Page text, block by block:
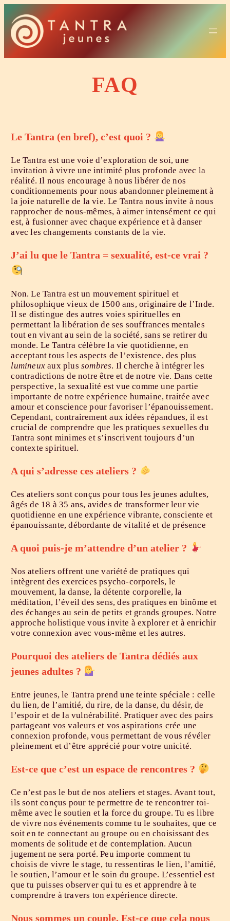
au
contenu
FAQ
Le Tantra (en bref), c’est quoi ?
Le Tantra est une voie d’exploration de soi, une
invitation à vivre une intimité plus profonde avec la
réalité. Il nous encourage à nous libérer de nos
conditionnements pour nous abandonner pleinement à
la joie naturelle de la vie. Le Tantra nous invite à nous
rapprocher de nous-mêmes, à aimer intensément ce qui
est, à fusionner avec chaque expérience et à danser
avec les changements constants de la vie.
​J’ai lu que le Tantra = sexualité, est-ce vrai ?
Non. Le Tantra est un mouvement spirituel et
philosophique vieux de 1500 ans, originaire de l’Inde.
Il se distingue des autres voies spirituelles en
permettant la libération de ses souffrances mentales
tout en vivant au sein de la société, sans se retirer du
monde. Le Tantra célèbre la vie quotidienne, en
acceptant tous les aspects de l’existence, des plus
lumineux aux plussombres. Il cherche à intégrer les
contradictions de notre être et de notre vie. Dans cette
perspective, la sexualité est vue comme une partie
importante de notre expérience humaine, traitée avec
amour et conscience pour favoriser l’épanouissement.
Cependant, contrairement aux idées répandues, il est
crucial de comprendre que les pratiques sexuelles du
Tantra sont minimes et s’inscrivent toujours d’un
contexte spirituel.
​A qui s’adresse ces ateliers ?
Ces ateliers sont conçus pour tous les jeunes adultes,
âgés de 18 à 35 ans, avides de transformer leur vie
quotidienne en une expérience vibrante, consciente et
épanouissante, débordante de vitalité et de présence
​A quoi puis-je m’attendre d’un atelier ?
Nos ateliers offrent une variété de pratiques qui
intègrent des exercices psycho-corporels, le
mouvement, la danse, la détente corporelle, la
méditation, l’éveil des sens, des pratiques en binôme et
des échanges au sein de petits et grands groupes. Notre
approche holistique vous invite à explorer et à enrichir
votre connexion avec vous-même et les autres.
​Pourquoi des ateliers de Tantra dédiés aux
jeunes adultes ?
Entre jeunes, le Tantra prend une teinte spéciale : celle
du lien, de l’amitié, du rire, de la danse, du désir, de
l’espoir et de la vulnérabilité. Pratiquer avec des pairs
partageant vos valeurs et vos aspirations crée une
connexion profonde, vous permettant de vous révéler
pleinement et d’être apprécié pour votre unicité.
Est-ce que c’est un espace de rencontres ?
Ce n’est pas le but de nos ateliers et stages. Avant tout,
ils sont conçus pour te permettre de te rencontrer toi-
même avec le soutien et la force du groupe. Tu es libre
de vivre nos événements comme tu le souhaites, que ce
soit en te connectant au groupe ou en choisissant des
moments de solitude et de contemplation. Aucun
jugement ne sera porté. Peu importe comment tu
choisis de vivre le stage, tu ressentiras le lien, l’amitié,
le soutien, l’amour et le soin du groupe. L’essentiel est
que tu puisses observer qui tu es et apprendre à te
comprendre à travers ton expérience directe.
Nous sommes un couple. Est-ce que cela nous